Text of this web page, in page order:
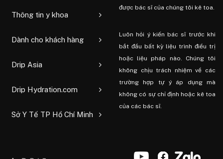
Thông tin y khoa
Dành cho khách hàng
Drip Asia
Drip Hydration.com
Sở Y Tế TP Hồ Chí Minh
được bác sĩ của chúng tôi kê toa.
Luôn hỏi ý kiến ​​bác sĩ trước khi
bắt đầu bất kỳ liệu trình điều trị
hoặc liệu pháp nào. Chúng tôi
không chịu trách nhiệm về các
trường hợp tự ý áp dụng mà
không có sự chỉ định hoặc kê toa
của các bác sĩ.